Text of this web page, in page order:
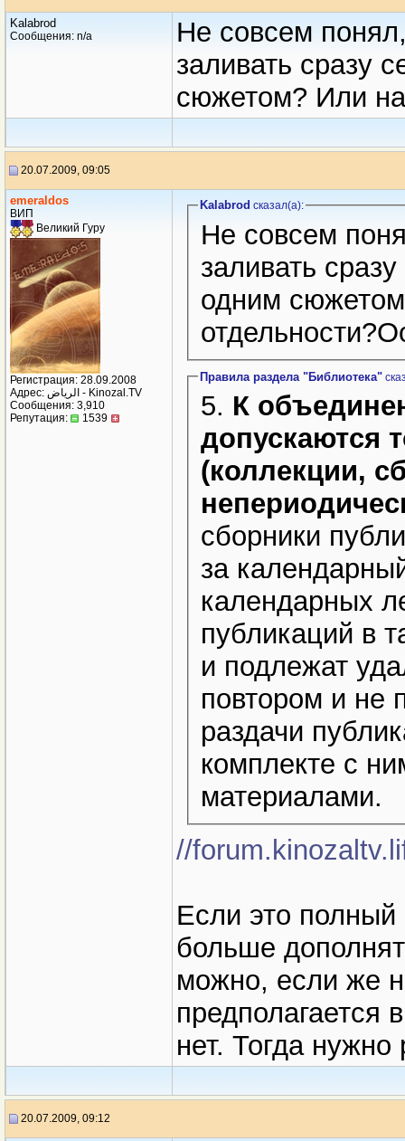
Kalabrod
Сообщения: n/a
Не совсем
заливать сразу
сюжетом? Или
20.07.2009, 09:05
emeraldos
ВИП
Великий Гуру
Регистрация: 28.09.2008
Адрес: الرياض - Kinozal.TV
Сообщения: 3,910
Репутация:
1539
Kalabrod сказал(a):
Не совсем
заливать
одним
Правила раздела "Библиотека"
5. К
допускаются
(коллекции,
сборники
за
календарных
публикаций в
и подлежат
повтором и не
раздачи
комплекте с
материалами.
//
Если это полный
больше
можно, если же
предполагается
нет. Тогда нужно
20.07.2009, 09:12